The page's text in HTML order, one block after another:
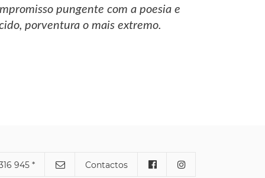
pungente com a poesia e
porventura o mais extremo.
945 * Contactos